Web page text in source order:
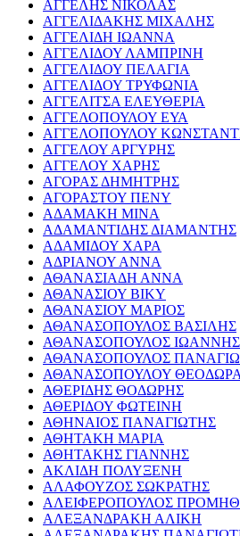
ΑΓΓΕΛΗΣ ΝΙΚΟΛΑΣ
ΑΓΓΕΛΙΔΑΚΗΣ ΜΙΧΑΛΗΣ
ΑΓΓΕΛΙΔΗ ΙΩΑΝΝΑ
ΑΓΓΕΛΙΔΟΥ ΛΑΜΠΡΙΝΗ
ΑΓΓΕΛΙΔΟΥ ΠΕΛΑΓΙΑ
ΑΓΓΕΛΙΔΟΥ ΤΡΥΦΩΝΙΑ
ΑΓΓΕΛΙΤΣΑ ΕΛΕΥΘΕΡΙΑ
ΑΓΓΕΛΟΠΟΥΛΟΥ ΕΥΑ
ΑΓΓΕΛΟΠΟΥΛΟΥ
ΑΓΓΕΛΟΥ ΑΡΓΥΡΗΣ
ΑΓΓΕΛΟΥ ΧΑΡΗΣ
ΑΓΟΡΑΣ ΔΗΜΗΤΡΗΣ
ΑΓΟΡΑΣΤΟΥ ΠΕΝΥ
ΑΔΑΜΑΚΗ ΜΙΝΑ
ΑΔΑΜΑΝΤΙΔΗΣ ΔΙΑΜΑΝΤΗΣ
ΑΔΑΜΙΔΟΥ ΧΑΡΑ
ΑΔΡΙΑΝΟΥ ΑΝΝΑ
ΑΘΑΝΑΣΙΑΔΗ ΑΝΝΑ
ΑΘΑΝΑΣΙΟΥ ΒΙΚΥ
ΑΘΑΝΑΣΙΟΥ ΜΑΡΙΟΣ
ΑΘΑΝΑΣΟΠΟΥΛΟΣ ΒΑΣΙΛΗΣ
ΑΘΑΝΑΣΟΠΟΥΛΟΣ ΙΩΑΝΝΗΣ
ΑΘΑΝΑΣΟΠΟΥΛΟΣ
ΑΘΑΝΑΣΟΠΟΥΛΟΥ
ΑΘΕΡΙΔΗΣ ΘΟΔΩΡΗΣ
ΑΘΕΡΙΔΟΥ ΦΩΤΕΙΝΗ
ΑΘΗΝΑΙΟΣ ΠΑΝΑΓΙΩΤΗΣ
ΑΘΗΤΑΚΗ ΜΑΡΙΑ
ΑΘΗΤΑΚΗΣ ΓΙΑΝΝΗΣ
ΑΚΛΙΔΗ ΠΟΛΥΞΕΝΗ
ΑΛΑΦΟΥΖΟΣ ΣΩΚΡΑΤΗΣ
ΑΛΕΙΦΕΡΟΠΟΥΛΟΣ
ΑΛΕΞΑΝΔΡΑΚΗ ΑΛΙΚΗ